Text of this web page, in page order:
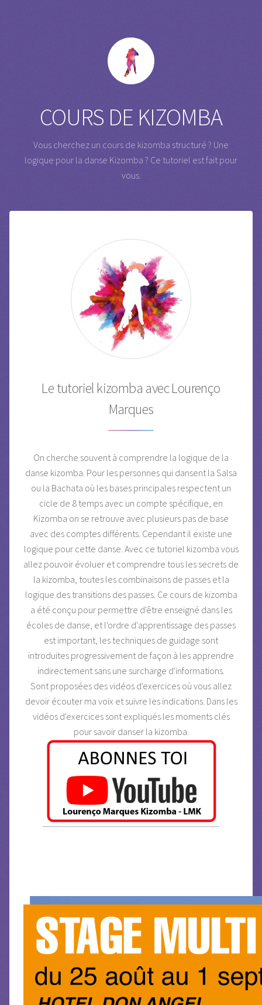
COURS DE KIZOMBA
Vous cherchez un cours de kizomba structuré ? Une
logique pour la danse Kizomba ? Ce tutoriel est fait pour
vous.
Le tutoriel kizomba avec Lourenço
Marques
On cherche souvent à comprendre la logique de la
danse kizomba. Pour les personnes qui dansent la Salsa
ou la Bachata où les bases principales respectent un
cicle de 8 temps avec un compte spécifique, en
Kizomba on se retrouve avec plusieurs pas de base
avec des comptes différents. Cependant il existe une
logique pour cette danse. Avec ce tutoriel kizomba vous
allez pouvoir évoluer et comprendre tous les secrets de
la kizomba, toutes les combinaisons de passes et la
logique des transitions des passes. Ce cours de kizomba
a été conçu pour permettre d'être enseigné dans les
écoles de danse, et l'ordre d'apprentissage des passes
est important, les techniques de guidage sont
introduites progressivement de façon à les apprendre
indirectement sans une surcharge d'informations.
Sont proposées des vidéos d'exercices où vous allez
devoir écouter ma voix et suivre les indications. Dans les
vidéos d'exercices sont expliqués les moments clés
pour savoir danser la kizomba.